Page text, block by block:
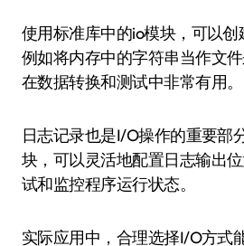
使用标准库中的io模块，可以创
例如将内存中的字符串当作文
在数据转换和测试中非常有用。
日志记录也是I/O操作的重要部
块，可以灵活地配置日志输出
试和监控程序运行状态。
实际应用中，合理选择I/O方式